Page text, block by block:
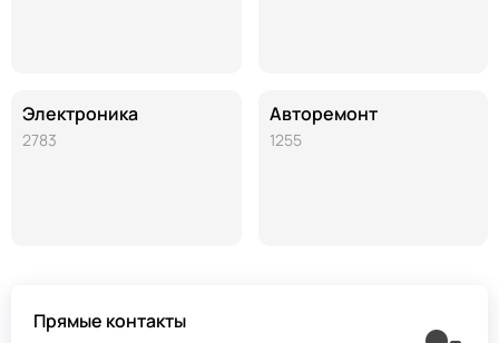
Электроника
2783
Авторемонт
1255
Прямые контакты